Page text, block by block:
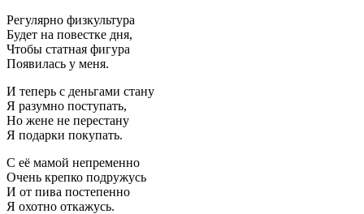
Регулярно физкультура
Будет на повестке дня,
Чтобы статная фигура
Появилась у меня.
И теперь с деньгами стану
Я разумно поступать,
Но жене не перестану
Я подарки покупать.
С её мамой непременно
Очень крепко подружусь
И от пива постепенно
Я охотно откажусь.